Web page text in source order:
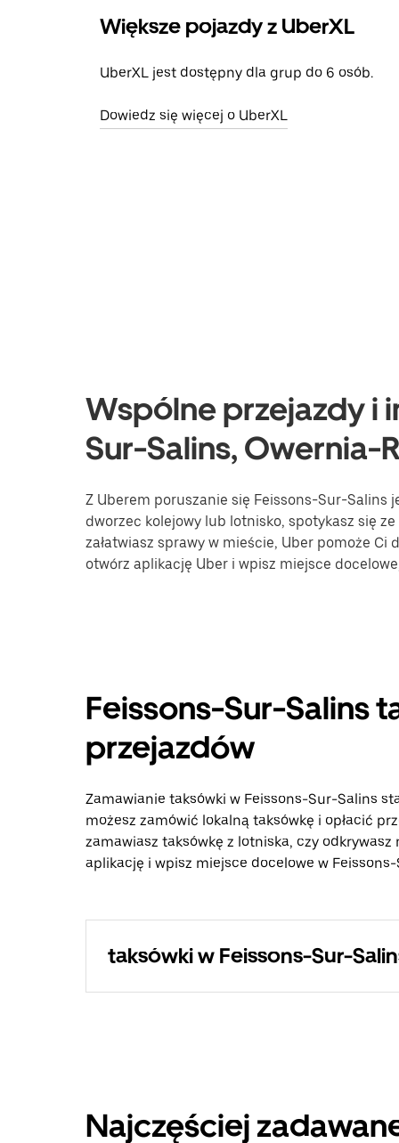
Większe pojazdy z UberXL
UberXL jest dostępny dla grup do 6 osób.
Dowiedz się więcej o UberXL
Wspólne przejazdy i
Sur-Salins, Owernia-
Z Uberem poruszanie się Feissons-Sur-Salins
dworzec kolejowy lub lotnisko, spotykasz się
załatwiasz sprawy w mieście, Uber pomoże
otwórz aplikację Uber i wpisz miejsce
Feissons-Sur-Salins
przejazdów
Zamawianie taksówki w Feissons-Sur-Salins
możesz zamówić lokalną taksówkę i opłacić
zamawiasz taksówkę z lotniska, czy
aplikację i wpisz miejsce docelowe w
taksówki w Feissons-Sur-
Najczęściej